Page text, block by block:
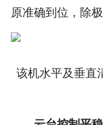
原准确到位，除
该机水平及垂直